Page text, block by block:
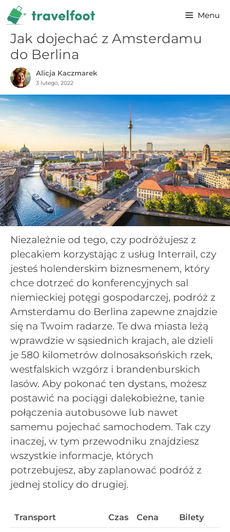
Przejdź
do
treści
Menu
Jak dojechać z Amsterdamu
do Berlina
Alicja Kaczmarek
3 lutego, 2022
Niezależnie od tego, czy podróżujesz z
plecakiem korzystając z usług Interrail, czy
jesteś holenderskim biznesmenem, który
chce dotrzeć do konferencyjnych sal
niemieckiej potęgi gospodarczej, podróż z
Amsterdamu do Berlina zapewne znajdzie
się na Twoim radarze. Te dwa miasta leżą
wprawdzie w sąsiednich krajach, ale dzieli
je 580 kilometrów dolnosaksońskich rzek,
westfalskich wzgórz i brandenburskich
lasów. Aby pokonać ten dystans, możesz
postawić na pociągi dalekobieżne, tanie
połączenia autobusowe lub nawet
samemu pojechać samochodem. Tak czy
inaczej, w tym przewodniku znajdziesz
wszystkie informacje, których
potrzebujesz, aby zaplanować podróż z
jednej stolicy do drugiej.
Transport Czas Cena Bilety